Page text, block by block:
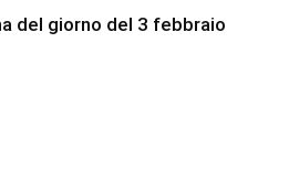
del giorno del 3 febbraio